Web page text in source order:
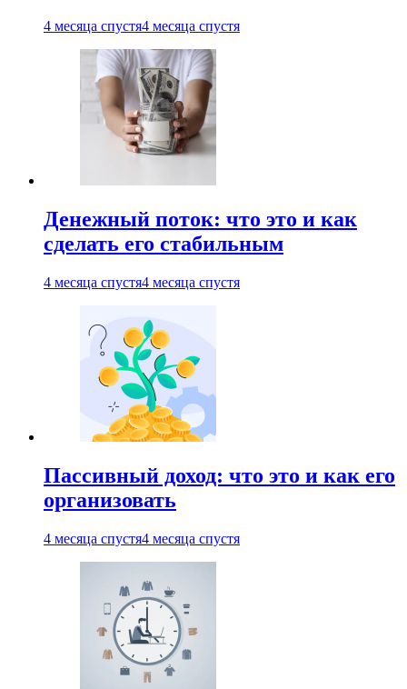
4 месяца спустя4 месяца спустя
Денежный поток: что это и как
сделать его стабильным
4 месяца спустя4 месяца спустя
Пассивный доход: что это и как его
организовать
4 месяца спустя4 месяца спустя